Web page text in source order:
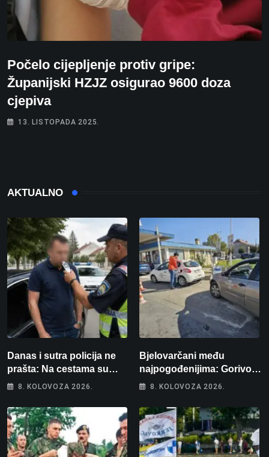
Počelo cijepljenje protiv gripe:
Županijski HZJZ osigurao 9600 doza
cjepiva
13. LISTOPADA 2025.
AKTUALNO
Danas i sutra policija ne
prašta: Na cestama su
posebno na meti ovi
8. KOLOVOZA 2026.
Bjelovarčani među
najpogođenijima: Gorivo
im pojede gotovo 6 posto
8. KOLOVOZA 2026.